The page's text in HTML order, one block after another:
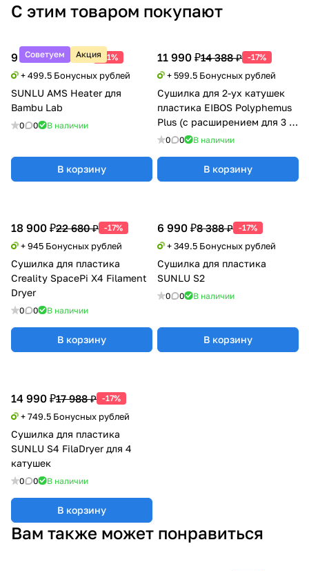
С этим товаром покупают
Советуем Акция
9 990 ₽20 388 ₽ -51%
+ 499.5 Бонусных рублей
SUNLU AMS Heater для
Bambu Lab
0 0 В наличии
В корзину
11 990 ₽14 388 ₽ -17%
+ 599.5 Бонусных рублей
Сушилка для 2-ух катушек
пластика EIBOS Polyphemus
Plus (с расширением для 3 кг
катушки)
0 0 В наличии
В корзину
18 900 ₽22 680 ₽ -17%
+ 945 Бонусных рублей
Сушилка для пластика
Creality SpacePi X4 Filament
Dryer
0 0 В наличии
В корзину
6 990 ₽8 388 ₽ -17%
+ 349.5 Бонусных рублей
Сушилка для пластика
SUNLU S2
0 0 В наличии
В корзину
14 990 ₽17 988 ₽ -17%
+ 749.5 Бонусных рублей
Сушилка для пластика
SUNLU S4 FilaDryer для 4
катушек
0 0 В наличии
В корзину
Вам также может понравиться